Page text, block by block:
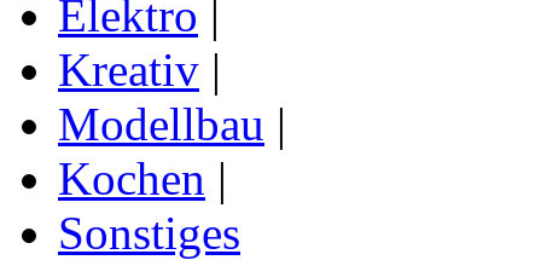
Elektro |
Kreativ |
Modellbau |
Kochen |
Sonstiges